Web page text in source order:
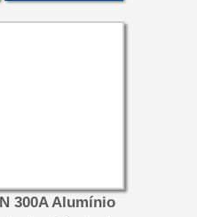
300A Alumínio